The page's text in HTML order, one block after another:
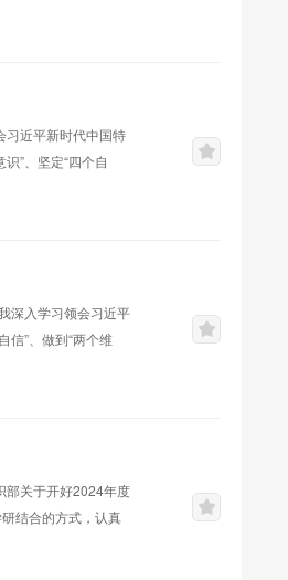
新思想。把学习贯
习近平新时代中国特
”、坚定“四个自
生活会整改措施落
深入学习领会习近平
信”、做到“两个维
治学习活动，包括
部关于开好2024年度
结合的方式，认真
加强党的纪律建设